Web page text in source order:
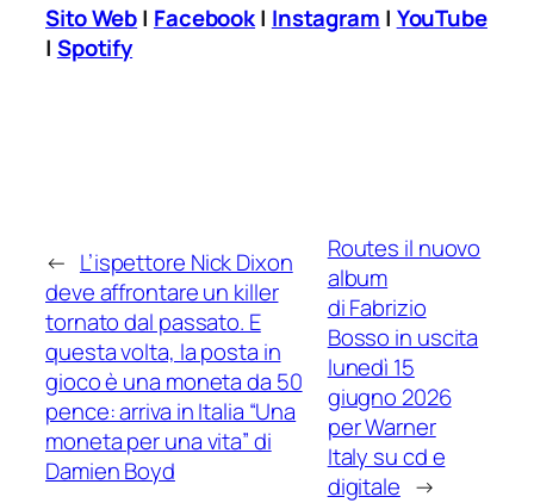
Sito Web| Facebook| Instagram | YouTube
| Spotify
← L’ispettore Nick Dixon
deve affrontare un killer
tornato dal passato. E
questa volta, la posta in
gioco è una moneta da 50
pence: arriva in Italia “Una
moneta per una vita” di
Damien Boyd
Routes il nuovo
album
di Fabrizio
Bosso in uscita
lunedì 15
giugno 2026
per Warner
Italy su cd e
digitale →